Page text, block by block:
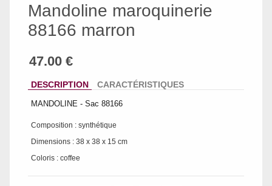
Mandoline maroquinerie
88166 marron
DESCRIPTION CARACTÉRISTIQUES
MANDOLINE - Sac 88166
Composition : synthétique
Dimensions : 38 x 38 x 15 cm
Coloris : coffee